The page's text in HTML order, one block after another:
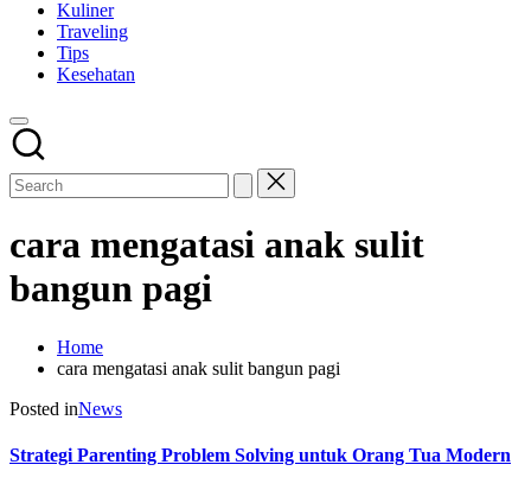
Kuliner
Traveling
Tips
Kesehatan
cara mengatasi anak sulit
bangun pagi
Home
cara mengatasi anak sulit bangun pagi
Posted inNews
Strategi Parenting Problem Solving untuk Orang Tua Modern